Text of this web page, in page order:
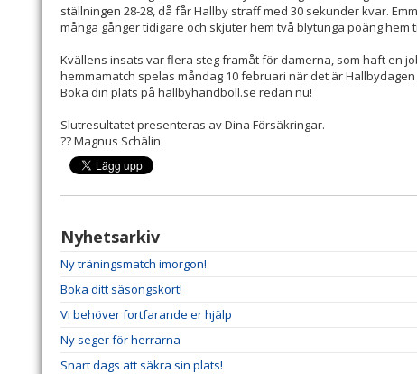
ställningen 28-28, då får Hallby straff med 30 sekunder kvar.
många gånger tidigare och skjuter hem två blytunga poäng hem
Kvällens insats var flera steg framåt för damerna, som haft en
hemmamatch spelas måndag 10 februari när det är
Boka din plats på hallbyhandboll.se redan nu!
Slutresultatet presenteras av Dina Försäkringar.
?? Magnus Schälin
Nyhetsarkiv
Ny träningsmatch imorgon!
Boka ditt säsongskort!
Vi behöver fortfarande er hjälp
Ny seger för herrarna
Snart dags att säkra sin plats!